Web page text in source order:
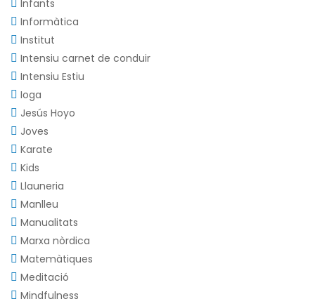
Infants
Informàtica
Institut
Intensiu carnet de conduir
Intensiu Estiu
Ioga
Jesús Hoyo
Joves
Karate
Kids
Llauneria
Manlleu
Manualitats
Marxa nòrdica
Matemàtiques
Meditació
Mindfulness